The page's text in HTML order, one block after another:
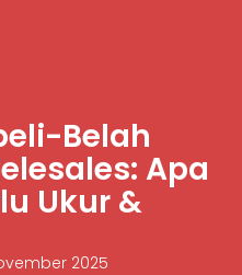
Belah
Apa
Ukur &
2025